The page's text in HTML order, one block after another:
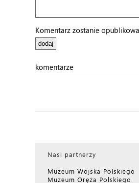
Komentarz zostanie
komentarze
Nasi partnerzy
Muzeum Wojska Polskiego
Muzeum Oręża Polskiego